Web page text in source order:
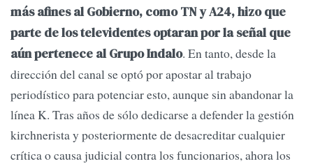
más afines al Gobierno, como TN y A24, hizo que
parte de los televidentes optaran por la señal que
aún pertenece al Grupo Indalo. En tanto, desde la
dirección del canal se optó por apostar al trabajo
periodístico para potenciar esto, aunque sin abandonar la
línea K. Tras años de sólo dedicarse a defender la gestión
kirchnerista y posteriormente de desacreditar cualquier
crítica o causa judicial contra los funcionarios, ahora los